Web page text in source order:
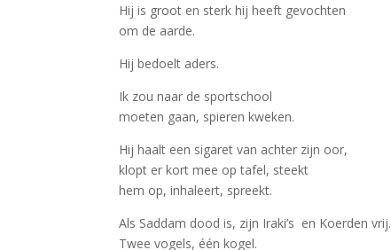
Hij is groot en sterk hij heeft gevochten
om de aarde.
Hij bedoelt aders.
Ik zou naar de sportschool
moeten gaan, spieren kweken.
Hij haalt een sigaret van achter zijn oor,
klopt er kort mee op tafel, steekt
hem op, inhaleert, spreekt.
Als Saddam dood is, zijn Iraki’s en Koerden vrij.
Twee vogels, één kogel.